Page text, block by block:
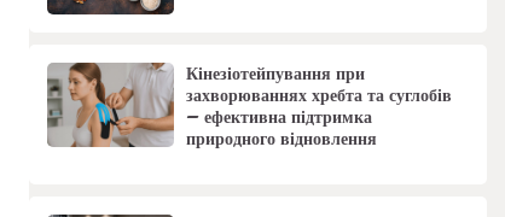
Кінезіотейпування при
захворюваннях хребта та суглобів
– ефективна підтримка
природного відновлення